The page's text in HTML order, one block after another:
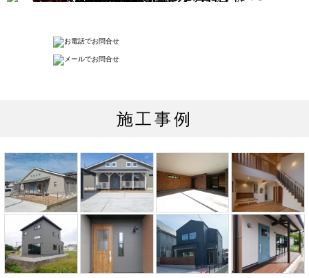
基礎工事の｢ホームメイキャップ塗装｣
などの外力による破壊を防ぎます｡
密高断熱｡環境にも優しい素材です｡
ザインに｡
選び抜いた｢飫肥杉｣など無垢杉材を
れる本物の木の家がセイケンハウス
のこだわりの一つです｡
広々とした
高級ウッドデッキ
射を遮り心地よい半屋外空間を実現
します｡
施工事例